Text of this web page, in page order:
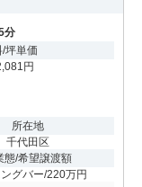
分
坪単価
円
所在地
千代田区
態/希望譲渡額
グバー/220万円